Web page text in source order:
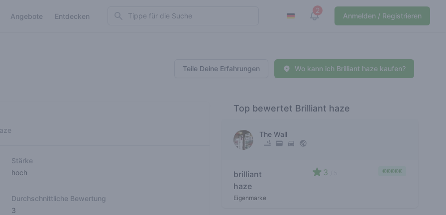
Angebote Entdecken Search 2
View notifications
Anmelden / Registrieren
Teile Deine Erfahrungen Wo kann ich Brilliant haze kaufen?
Stärke
hoch
Durchschnittliche Bewertung
3
Top bewertet Brilliant haze
The Wall
brilliant
haze
Eigenmarke
3 €€€€€